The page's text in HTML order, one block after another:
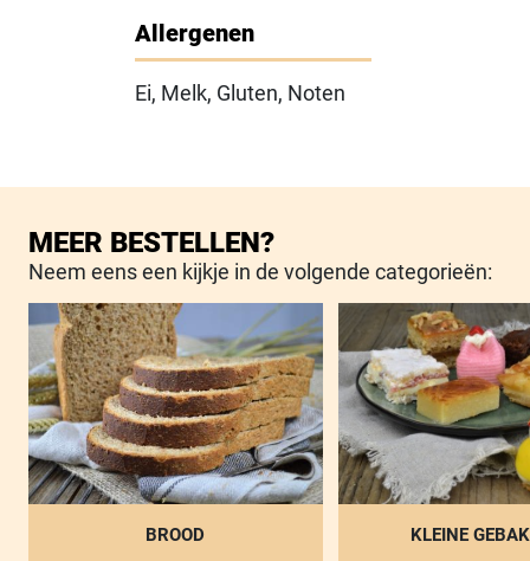
Allergenen
Ei, Melk, Gluten, Noten
MEER BESTELLEN?
Neem eens een kijkje in de volgende categorieën:
BROOD KLEINE